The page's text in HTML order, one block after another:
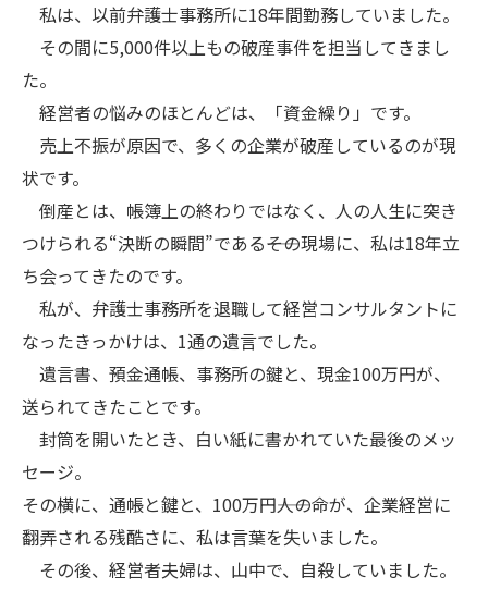
私は、以前弁護士事務所に18年間勤務していました。
その間に5,000件以上もの破産事件を担当してきまし
た。
経営者の悩みのほとんどは、「資金繰り」です。
売上不振が原因で、多くの企業が破産しているのが現
状です。
倒産とは、帳簿上の終わりではなく、人の人生に突き
つけられる“決断の瞬間”である――その現場に、私は18年立
ち会ってきたのです。
私が、弁護士事務所を退職して経営コンサルタントに
なったきっかけは、1通の遺言でした。
遺言書、預金通帳、事務所の鍵と、現金100万円が、
送られてきたことです。
封筒を開いたとき、白い紙に書かれていた最後のメッ
セージ。
その横に、通帳と鍵と、100万円――人の命が、企業経営に
翻弄される残酷さに、私は言葉を失いました。
その後、経営者夫婦は、山中で、自殺していました。